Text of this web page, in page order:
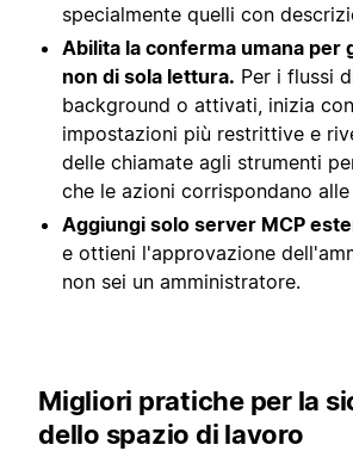
specialmente quelli con
Abilita la conferma umana per
non di sola lettura. Per i flussi
background o attivati, inizia
impostazioni più restrittive e
delle chiamate agli strumenti
che le azioni corrispondano
Aggiungi solo server MCP
e ottieni l'approvazione
non sei un amministratore.
Migliori pratiche per la
dello spazio di lavoro